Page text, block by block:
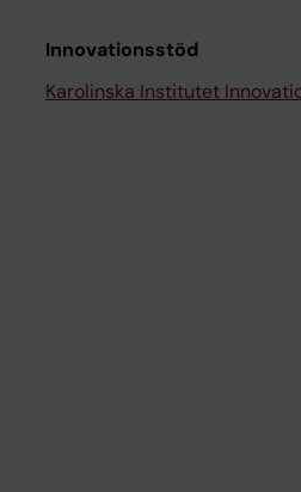
Innovationsstöd
Karolinska Institutet